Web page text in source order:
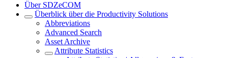
Über SDZeCOM
Überblick über die Productivity Solutions
Abbreviations
Advanced Search
Asset Archive
Attribute Statistics